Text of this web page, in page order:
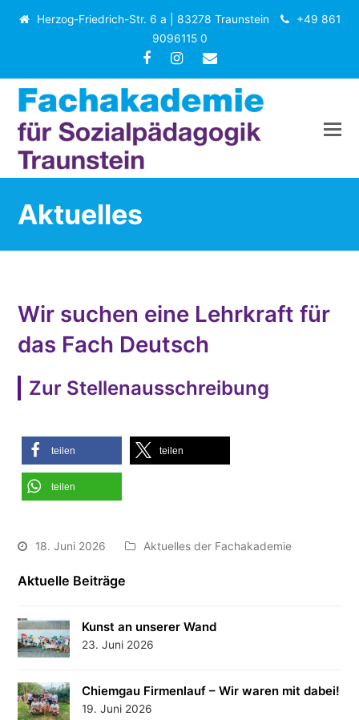
Herzog-Friedrich-Str. 6 a | 83278 Traunstein
+49 861
9096115 0
Facebook
Instagram
E-
Mail
Aktuelles
Wir suchen eine Lehrkraft für
das Fach Deutsch
Zur Stellenausschreibung
teilen teilen
teilen
18. Juni 2026 Aktuelles der Fachakademie
Aktuelle Beiträge
Kunst an unserer Wand
23. Juni 2026
Chiemgau Firmenlauf – Wir waren mit dabei!
19. Juni 2026